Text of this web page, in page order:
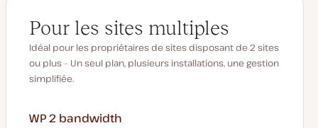
Pour les sites multiples
Idéal pour les propriétaires de sites disposant de 2 sites
ou plus – Un seul plan, plusieurs installations, une gestion
simplifiée.
WP 2 bandwidth